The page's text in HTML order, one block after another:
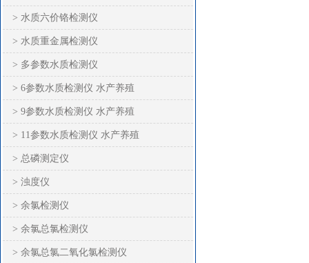
> 水质六价铬检测仪
> 水质重金属检测仪
> 多参数水质检测仪
> 6参数水质检测仪 水产养殖
> 9参数水质检测仪 水产养殖
> 11参数水质检测仪 水产养殖
> 总磷测定仪
> 浊度仪
> 余氯检测仪
> 余氯总氯检测仪
> 余氯总氯二氧化氯检测仪